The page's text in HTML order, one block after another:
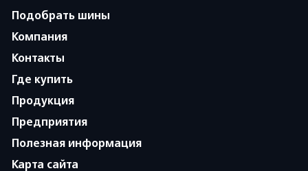
Подобрать шины
Компания
Контакты
Где купить
Продукция
Предприятия
Полезная информация
Карта сайта